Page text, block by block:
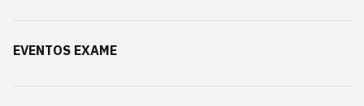
EVENTOS EXAME